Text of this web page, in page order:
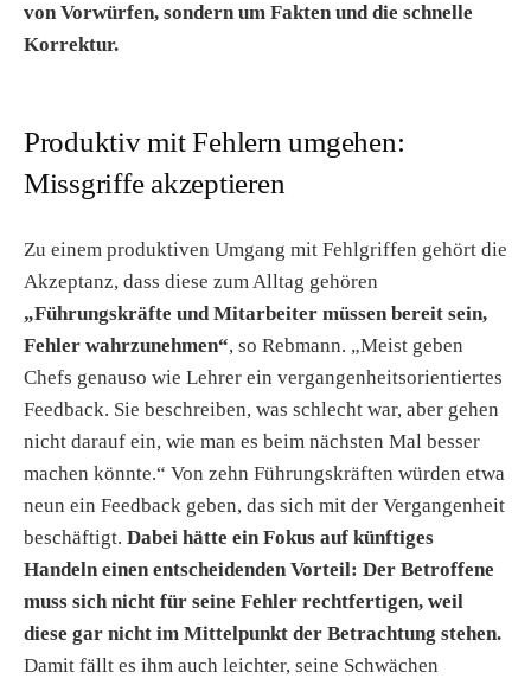
von Vorwürfen, sondern um Fakten und die schnelle
Korrektur.
Produktiv mit Fehlern umgehen:
Missgriffe akzeptieren
Zu einem produktiven Umgang mit Fehlgriffen gehört die
Akzeptanz, dass diese zum Alltag gehören
„Führungskräfte und Mitarbeiter müssen bereit sein,
Fehler wahrzunehmen“, so Rebmann. „Meist geben
Chefs genauso wie Lehrer ein vergangenheitsorientiertes
Feedback. Sie beschreiben, was schlecht war, aber gehen
nicht darauf ein, wie man es beim nächsten Mal besser
machen könnte.“ Von zehn Führungskräften würden etwa
neun ein Feedback geben, das sich mit der Vergangenheit
beschäftigt. Dabei hätte ein Fokus auf künftiges
Handeln einen entscheidenden Vorteil: Der Betroffene
muss sich nicht für seine Fehler rechtfertigen, weil
diese gar nicht im Mittelpunkt der Betrachtung stehen.
Damit fällt es ihm auch leichter, seine Schwächen